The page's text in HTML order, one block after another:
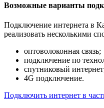
Возможные варианты
Подключение интернета в
реализовать несколькими
оптоволоконная связь;
подключение по
спутниковый
4G подключение.
Подключить интернет в